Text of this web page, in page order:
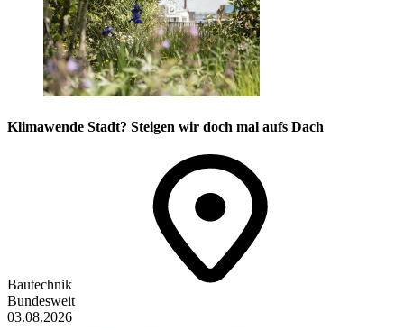
Klimawende Stadt? Steigen wir doch mal aufs Dach
Bautechnik
Bundesweit
03.08.2026